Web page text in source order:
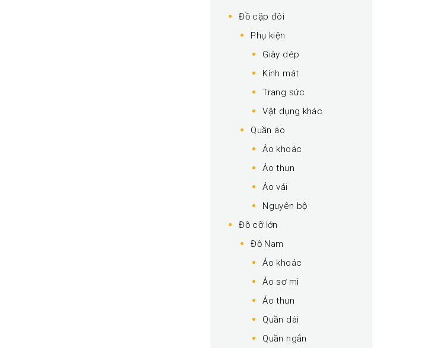
Đồ cặp đôi
Phụ kiện
Giày dép
Kính mát
Trang sức
Vật dụng khác
Quần áo
Áo khoác
Áo thun
Áo vải
Nguyên bộ
Đồ cỡ lớn
Đồ Nam
Áo khoác
Áo sơ mi
Áo thun
Quần dài
Quần ngắn